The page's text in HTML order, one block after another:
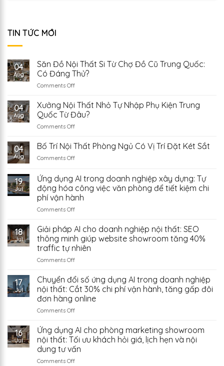
TIN TỨC MỚI
04
Aug
Săn Đồ Nội Thất Si Từ Chợ Đồ Cũ Trung Quốc:
Có Đáng Thử?
Comments Offon
Đồ
Nội
Thất
Si
Chợ
Quốc:
Có
Đáng
04
Aug
Xưởng Nội Thất Nhỏ Tự Nhập Phụ Kiện Trung
Quốc Từ Đâu?
Comments Offon
Nội
Thất
Nhập
Phụ
Kiện
Trung
Quốc
Đâu?
04
Aug
Bố Trí Nội Thất Phòng Ngủ Có Vị Trí Đặt Két Sắt
Comments Offon
Trí
Nội
Thất
Phòng
Ngủ
Vị
Trí
Đặt
Két
Sắt
19
Jul
Ứng dụng AI trong doanh nghiệp xây dựng: Tự
động hóa công việc văn phòng để tiết kiệm chi
phí vận hành
Comments Offon
dụng
AI
trong
doanh
nghiệp
dựng:
Tự
động
hóa
công
văn
phòng
để
tiết
kiệm
18
Jul
Giải pháp AI cho doanh nghiệp nội thất: SEO
thông minh giúp website showroom tăng 40%
traffic tự nhiên
Comments Offon
pháp
AI
cho
doanh
nghiệp
thất:
SEO
thông
minh
giúp
17
Jul
Chuyển đổi số ứng dụng AI trong doanh nghiệp
nội thất: Cắt 30% chi phí vận hành, tăng gấp đôi
đơn hàng online
Comments Offon
đổi
số
ứng
dụng
AI
16
Jul
Ứng dụng AI cho phòng marketing showroom
nội thất: Tối ưu khách hỏi giá, lịch hẹn và nội
dung tư vấn
Comments Offon